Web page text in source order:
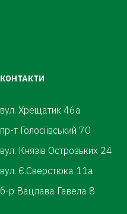
КОНТАКТИ
вул. Хрещатик 46а
пр-т Голосіївський 70
вул. Князів Острозьких 24
вул. Є.Сверстюка 11а
б-р Вацлава Гавела 8